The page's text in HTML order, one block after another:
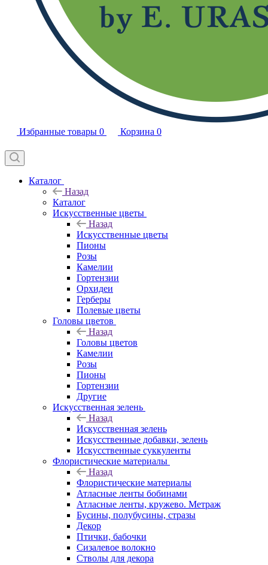
Избранные товары 0 Корзина 0
Каталог
Назад
Каталог
Искусственные цветы
Назад
Искусственные цветы
Пионы
Розы
Камелии
Гортензии
Орхидеи
Герберы
Полевые цветы
Головы цветов
Назад
Головы цветов
Камелии
Розы
Пионы
Гортензии
Другие
Искусственная зелень
Назад
Искусственная зелень
Искусственные добавки, зелень
Искусственные суккуленты
Флористические материалы
Назад
Флористические материалы
Атласные ленты бобинами
Атласные ленты, кружево. Метраж
Бусины, полубусины, стразы
Декор
Птички, бабочки
Сизалевое волокно
Стволы для декора